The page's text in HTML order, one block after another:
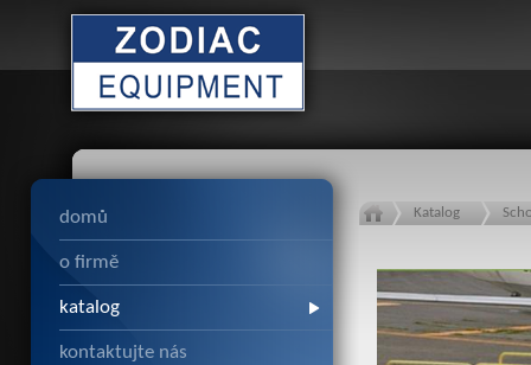
domů
o firmě
katalog
kontaktujte nás
Katalog